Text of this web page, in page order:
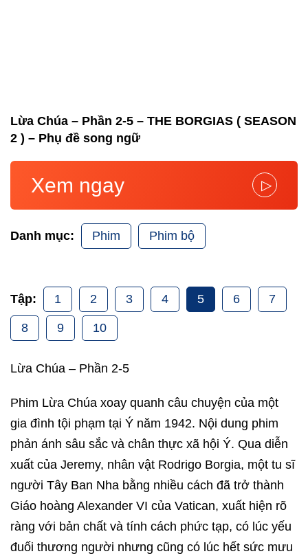
Lừa Chúa – Phần 2-5 – THE BORGIAS ( SEASON
2 ) – Phụ đề song ngữ
Danh mục: Phim Phim bộ
Xem ngay ▷
Tập: 1 2 3 4 5 6 7
8 9 10
Lừa Chúa – Phần 2-5
Phim Lừa Chúa xoay quanh câu chuyện của một
gia đình tội phạm tại Ý năm 1942. Nội dung phim
phản ánh sâu sắc và chân thực xã hội Ý. Qua diễn
xuất của Jeremy, nhân vật Rodrigo Borgia, một tu sĩ
người Tây Ban Nha bằng nhiều cách đã trở thành
Giáo hoàng Alexander VI của Vatican, xuất hiện rõ
ràng với bản chất và tính cách phức tạp, có lúc yếu
đuối thương người nhưng cũng có lúc hết sức mưu